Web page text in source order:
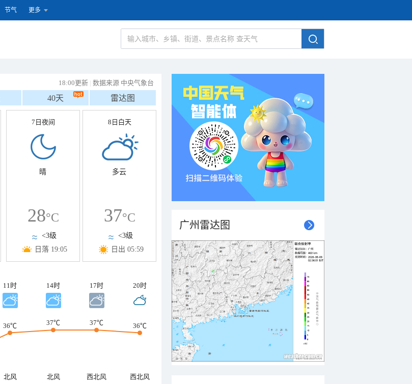
节气 更多
18:00更新 | 数据来源 中央气象台
40天 雷达图
7日夜间
晴
28°C
<3级
日落 19:05
8日白天
多云
37°C
<3级
日出 05:59
11时 14时 17时 20时
36℃ 37℃ 37℃ 36℃
北风 北风 西北风
西北风
广州雷达图